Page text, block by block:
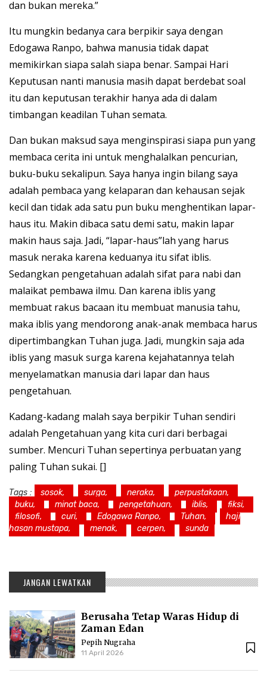
dan bukan mereka.”
Itu mungkin bedanya cara berpikir saya dengan
Edogawa Ranpo, bahwa manusia tidak dapat
memikirkan siapa salah siapa benar. Sampai Hari
Keputusan nanti manusia masih dapat berdebat soal
itu dan keputusan terakhir hanya ada di dalam
timbangan keadilan Tuhan semata.
Dan bukan maksud saya menginspirasi siapa pun yang
membaca cerita ini untuk menghalalkan pencurian,
buku-buku sekalipun. Saya hanya ingin bilang saya
adalah pembaca yang kelaparan dan kehausan sejak
kecil dan tidak ada satu pun buku menghentikan lapar-
haus itu. Makin dibaca satu demi satu, makin lapar
makin haus saja. Jadi, “lapar-haus”lah yang harus
masuk neraka karena keduanya itu sifat iblis.
Sedangkan pengetahuan adalah sifat para nabi dan
malaikat pembawa ilmu. Dan karena iblis yang
membuat rakus bacaan itu membuat manusia tahu,
maka iblis yang mendorong anak-anak membaca harus
dipertimbangkan Tuhan juga. Jadi, mungkin saja ada
iblis yang masuk surga karena kejahatannya telah
menyelamatkan manusia dari lapar dan haus
pengetahuan.
Kadang-kadang malah saya berpikir Tuhan sendiri
adalah Pengetahuan yang kita curi dari berbagai
sumber. Mencuri Tuhan sepertinya perbuatan yang
paling Tuhan sukai. []
Tags : sosok, surga, neraka,
perpustakaan,
buku,
minat baca, pengetahuan, iblis,
fiksi,
filosofi,
curi, Edogawa Ranpo, Tuhan,
haji
hasan mustapa,
menak, cerpen, sunda
JANGAN LEWATKAN
Berusaha Tetap Waras Hidup di
Zaman Edan
Pepih Nugraha
11 April 2026